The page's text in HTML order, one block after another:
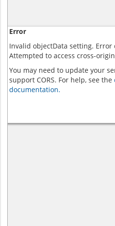
Error
Invalid objectData setting. Error
Attempted to access cross-
You may need to update your
support CORS. For help, see the
documentation.